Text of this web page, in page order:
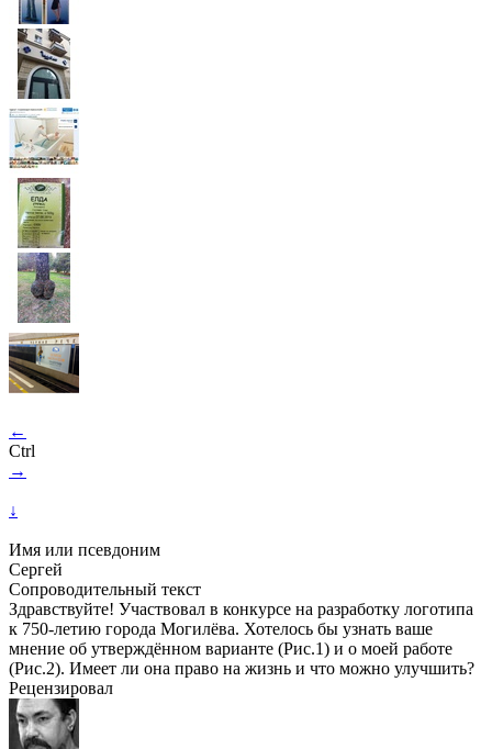
←
Ctrl
→
↓
Имя или псевдоним
Сергей
Сопроводительный текст
Здравствуйте! Участвовал в конкурсе на разработку логотипа
к 750-летию города Могилёва. Хотелось бы узнать ваше
мнение об утверждённом варианте (Рис.1) и о моей работе
(Рис.2). Имеет ли она право на жизнь и что можно улучшить?
Рецензировал